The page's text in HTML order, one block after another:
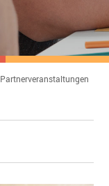
Partnerveranstaltungen